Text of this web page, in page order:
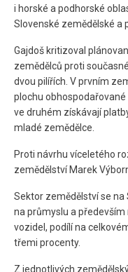
i horské a podhorské
Slovenské zemědělské a
Gajdoš kritizoval
zemědělců proti
dvou pilířích. V prvním
plochu
ve druhém získávají
mladé zemědělce.
Proti návrhu víceletého
zemědělství Marek
Sektor zemědělství se na
na průmyslu a
vozidel, podílí na
třemi procenty.
Z jednotlivých